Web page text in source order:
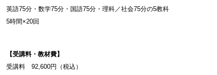
英語75分・数学75分・国語75分・理科／社会75分の5教科
5時間×20回
【受講料・教材費】
受講料 92,600円（税込）